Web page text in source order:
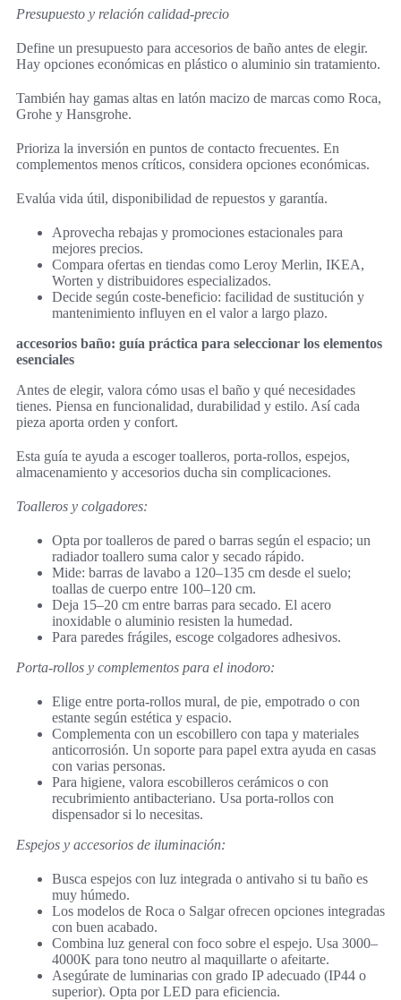
Presupuesto y relación calidad-precio
Define un presupuesto para accesorios de baño antes de elegir.
Hay opciones económicas en plástico o aluminio sin tratamiento.
También hay gamas altas en latón macizo de marcas como Roca,
Grohe y Hansgrohe.
Prioriza la inversión en puntos de contacto frecuentes. En
complementos menos críticos, considera opciones económicas.
Evalúa vida útil, disponibilidad de repuestos y garantía.
Aprovecha rebajas y promociones estacionales para
mejores precios.
Compara ofertas en tiendas como Leroy Merlin, IKEA,
Worten y distribuidores especializados.
Decide según coste-beneficio: facilidad de sustitución y
mantenimiento influyen en el valor a largo plazo.
accesorios baño: guía práctica para seleccionar los elementos
esenciales
Antes de elegir, valora cómo usas el baño y qué necesidades
tienes. Piensa en funcionalidad, durabilidad y estilo. Así cada
pieza aporta orden y confort.
Esta guía te ayuda a escoger toalleros, porta-rollos, espejos,
almacenamiento y accesorios ducha sin complicaciones.
Toalleros y colgadores:
Opta por toalleros de pared o barras según el espacio; un
radiador toallero suma calor y secado rápido.
Mide: barras de lavabo a 120–135 cm desde el suelo;
toallas de cuerpo entre 100–120 cm.
Deja 15–20 cm entre barras para secado. El acero
inoxidable o aluminio resisten la humedad.
Para paredes frágiles, escoge colgadores adhesivos.
Porta-rollos y complementos para el inodoro:
Elige entre porta-rollos mural, de pie, empotrado o con
estante según estética y espacio.
Complementa con un escobillero con tapa y materiales
anticorrosión. Un soporte para papel extra ayuda en casas
con varias personas.
Para higiene, valora escobilleros cerámicos o con
recubrimiento antibacteriano. Usa porta-rollos con
dispensador si lo necesitas.
Espejos y accesorios de iluminación:
Busca espejos con luz integrada o antivaho si tu baño es
muy húmedo.
Los modelos de Roca o Salgar ofrecen opciones integradas
con buen acabado.
Combina luz general con foco sobre el espejo. Usa 3000–
4000K para tono neutro al maquillarte o afeitarte.
Asegúrate de luminarias con grado IP adecuado (IP44 o
superior). Opta por LED para eficiencia.